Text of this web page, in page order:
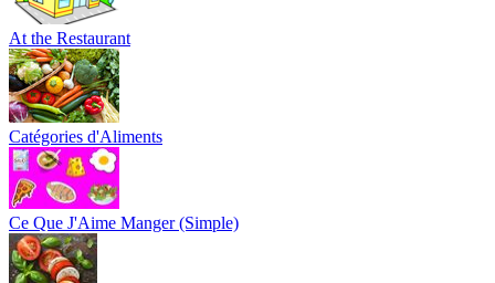
At the Restaurant
Catégories d'Aliments
Ce Que J'Aime Manger (Simple)